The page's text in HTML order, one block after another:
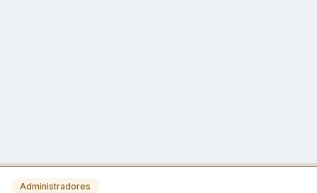
Administradores